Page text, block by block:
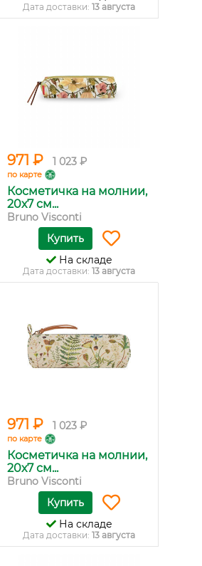
Дата доставки: 13 августа
971 ₽ 1 023 ₽
по карте
Косметичка на молнии,
20х7 см...
Bruno Visconti
Купить
На складе
Дата доставки: 13 августа
971 ₽ 1 023 ₽
по карте
Косметичка на молнии,
20х7 см...
Bruno Visconti
Купить
На складе
Дата доставки: 13 августа